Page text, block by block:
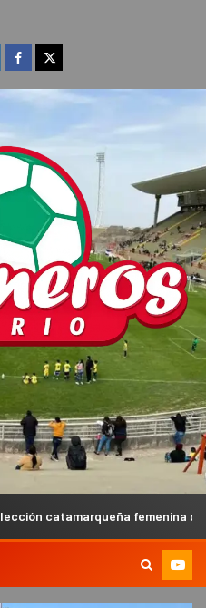
femenina de básquet U13